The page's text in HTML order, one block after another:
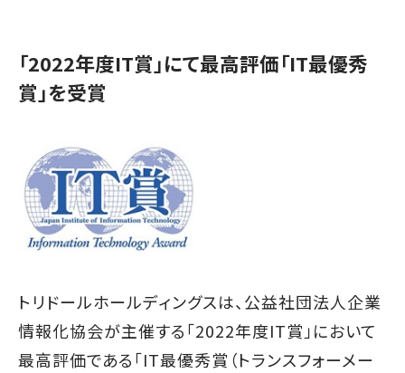
「2022年度IT賞」にて最高評価「IT最優秀
賞」を受賞
トリドールホールディングスは、公益社団法人企業
情報化協会が主催する「2022年度IT賞」において
最高評価である「IT最優秀賞（トランスフォーメー